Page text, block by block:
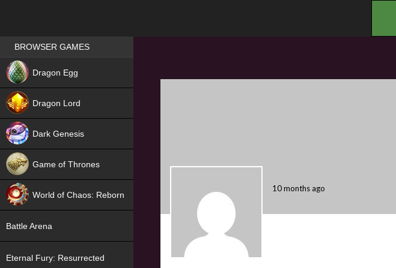
10 months ago
Games place
BROWSER GAMES
Dragon Egg
Dragon Lord
Dark Genesis
Game of Thrones
World of Chaos: Reborn
Battle Arena
Eternal Fury: Resurrected